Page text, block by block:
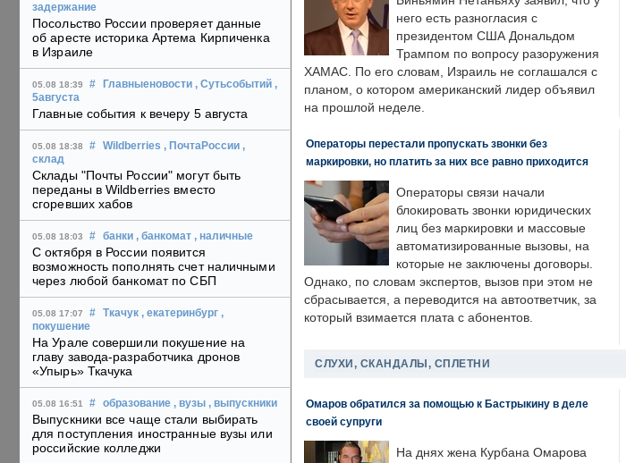
задержание
Посольство России проверяет данные
об аресте историка Артема Кирпиченка
в Израиле
05.08 18:39 # Главныеновости , Сутьсобытий ,
5августа
Главные события к вечеру 5 августа
05.08 18:38 # Wildberries , ПочтаРоссии ,
склад
Склады "Почты России" могут быть
переданы в Wildberries вместо
сгоревших хабов
05.08 18:03 # банки , банкомат , наличные
С октября в России появится
возможность пополнять счет наличными
через любой банкомат по СБП
05.08 17:07 # Ткачук , екатеринбург ,
покушение
На Урале совершили покушение на
главу завода-разработчика дронов
«Упырь» Ткачука
05.08 16:51 # образование , вузы , выпускники
Выпускники все чаще стали выбирать
для поступления иностранные вузы или
российские колледжи
него есть разногласия с
президентом США Дональдом
Трампом по вопросу разоружения
ХАМАС. По его словам, Израиль не соглашался с
планом, о котором американский лидер объявил
на прошлой неделе.
Операторы перестали пропускать звонки без
маркировки, но платить за них все равно приходится
Операторы связи начали
блокировать звонки юридических
лиц без маркировки и массовые
автоматизированные вызовы, на
которые не заключены договоры.
Однако, по словам экспертов, вызов при этом не
сбрасывается, а переводится на автоответчик, за
который взимается плата с абонентов.
СЛУХИ, СКАНДАЛЫ, СПЛЕТНИ
Омаров обратился за помощью к Бастрыкину в деле
своей супруги
На днях жена Курбана Омарова